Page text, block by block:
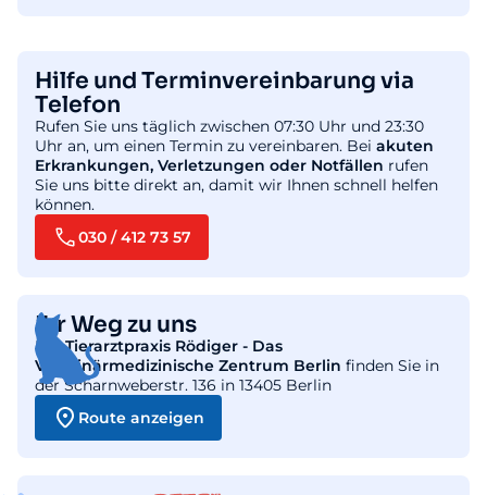
Hilfe und Terminvereinbarung via
Telefon
Rufen Sie uns täglich zwischen 07:30 Uhr und 23:30
Uhr an, um einen Termin zu vereinbaren. Bei akuten
Erkrankungen, Verletzungen oder Notfällen rufen
Sie uns bitte direkt an, damit wir Ihnen schnell helfen
können.
030 / 412 73 57
Ihr Weg zu uns
DieTierarztpraxis Rödiger - Das
Veterinärmedizinische Zentrum Berlin finden Sie in
der Scharnweberstr. 136 in 13405 Berlin
Route anzeigen